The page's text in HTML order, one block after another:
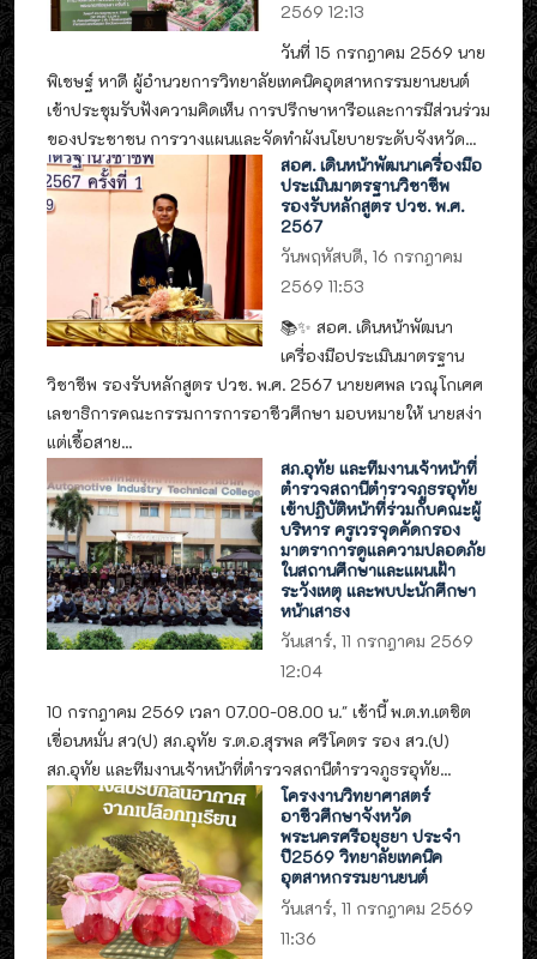
2569 12:13
วันที่ 15 กรกฎาคม 2569 นาย
พิเชษฐ์ หาดี ผู้อำนวยการวิทยาลัยเทคนิคอุตสาหกรรมยานยนต์
เข้าประชุมรับฟังความคิดเห็น การปรึกษาหารือและการมีส่วนร่วม
ของประชาชน การวางแผนและจัดทำผังนโยบายระดับจังหวัด...
สอศ. เดินหน้าพัฒนาเครื่องมือ
ประเมินมาตรฐานวิชาชีพ
รองรับหลักสูตร ปวช. พ.ศ.
2567
วันพฤหัสบดี, 16 กรกฎาคม
2569 11:53
📚✨ สอศ. เดินหน้าพัฒนา
เครื่องมือประเมินมาตรฐาน
วิชาชีพ รองรับหลักสูตร ปวช. พ.ศ. 2567 นายยศพล เวณุโกเศศ
เลขาธิการคณะกรรมการการอาชีวศึกษา มอบหมายให้ นายสง่า
แต่เชื้อสาย...
สภ.อุทัย และทีมงานเจ้าหน้าที่
ตำรวจสถานีตำรวจภูธรอุทัย
เข้าปฏิบัติหน้าที่ร่วมกับคณะผู้
บริหาร ครูเวรจุดคัดกรอง
มาตราการดูแลความปลอดภัย
ในสถานศึกษาและแผนเฝ้า
ระวังเหตุ และพบปะนักศึกษา
หน้าเสาธง
วันเสาร์, 11 กรกฎาคม 2569
12:04
10 กรกฎาคม 2569 เวลา 07.00-08.00 น." เช้านี้ พ.ต.ท.เตชิต
เขื่อนหมั่น สว(ป) สภ.อุทัย ร.ต.อ.สุรพล ศรีโคตร รอง สว.(ป)
สภ.อุทัย และทีมงานเจ้าหน้าที่ตำรวจสถานีตำรวจภูธรอุทัย...
โครงงานวิทยาศาสตร์
อาชีวศึกษาจังหวัด
พระนครศรีอยุธยา ประจำ
ปี2569 วิทยาลัยเทคนิค
อุตสาหกรรมยานยนต์
วันเสาร์, 11 กรกฎาคม 2569
11:36